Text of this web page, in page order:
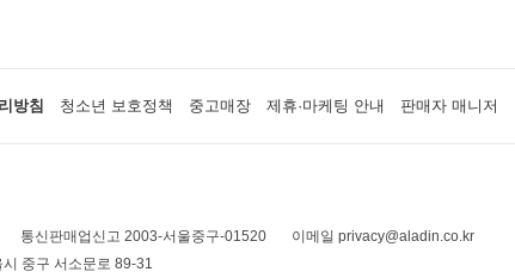
방침 청소년 보호정책 중고매장 제휴·마케팅 안내 판매자 매니저
통신판매업신고 2003-서울중구-01520
이메일 privacy@aladin.co.kr
중구 서소문로 89-31